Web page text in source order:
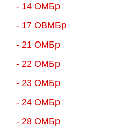
- 14 ОМБр
- 17 ОВМБр
- 21 ОМБр
- 22 ОМБр
- 23 ОМБр
- 24 ОМБр
- 28 ОМБр